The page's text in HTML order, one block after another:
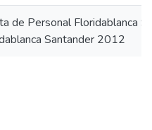
de Personal Floridablanca
Santander 2012